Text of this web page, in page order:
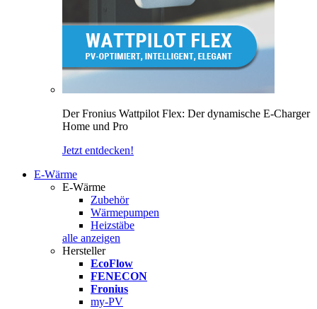
Der Fronius Wattpilot Flex: Der dynamische E-Charger
Home und Pro
Jetzt entdecken!
E-Wärme
E-Wärme
Zubehör
Wärmepumpen
Heizstäbe
alle anzeigen
Hersteller
EcoFlow
FENECON
Fronius
my-PV